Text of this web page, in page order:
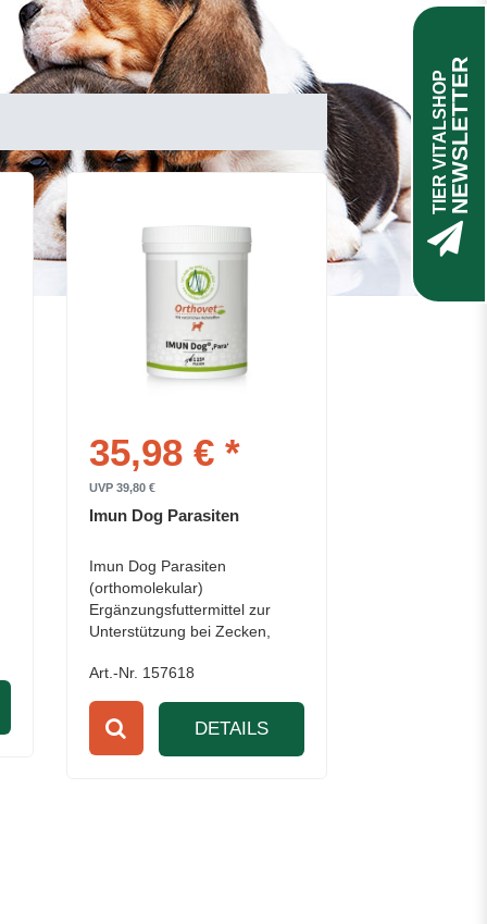
35,98 € *
UVP 39,80 €
Imun Dog Parasiten
Imun Dog Parasiten
(orthomolekular)
Ergänzungsfuttermittel zur
Unterstützung bei Zecken,
Art.-Nr. 157618
DETAILS
TIER VITALSHOPNEWSLETTER